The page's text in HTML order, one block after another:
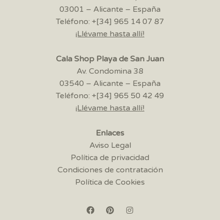
03001 – Alicante – España
Teléfono: +[34] 965 14 07 87
¡Llévame hasta allí!
Cala Shop Playa de San Juan
Av. Condomina 38
03540 – Alicante – España
Teléfono: +[34] 965 50 42 49
¡Llévame hasta allí!
Enlaces
Aviso Legal
Política de privacidad
Condiciones de contratación
Política de Cookies